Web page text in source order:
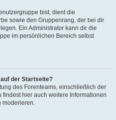
bist, dient die
sowie den Gruppenrang, der bei dir
Ein Administrator kann dir die
im persönlichen Bereich selbst
der Startseite?
des Forenteams, einschließlich der
hier auch weitere Informationen
moderieren.